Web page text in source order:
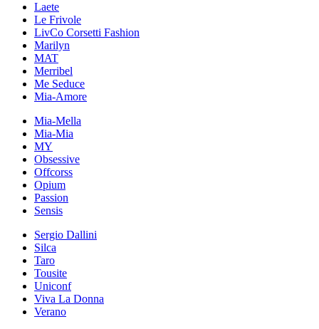
Laete
Le Frivole
LivCo Corsetti Fashion
Marilyn
MAT
Merribel
Me Seduce
Mia-Amore
Mia-Mella
Mia-Mia
MY
Obsessive
Offcorss
Opium
Passion
Sensis
Sergio Dallini
Silca
Taro
Tousite
Uniconf
Viva La Donna
Verano